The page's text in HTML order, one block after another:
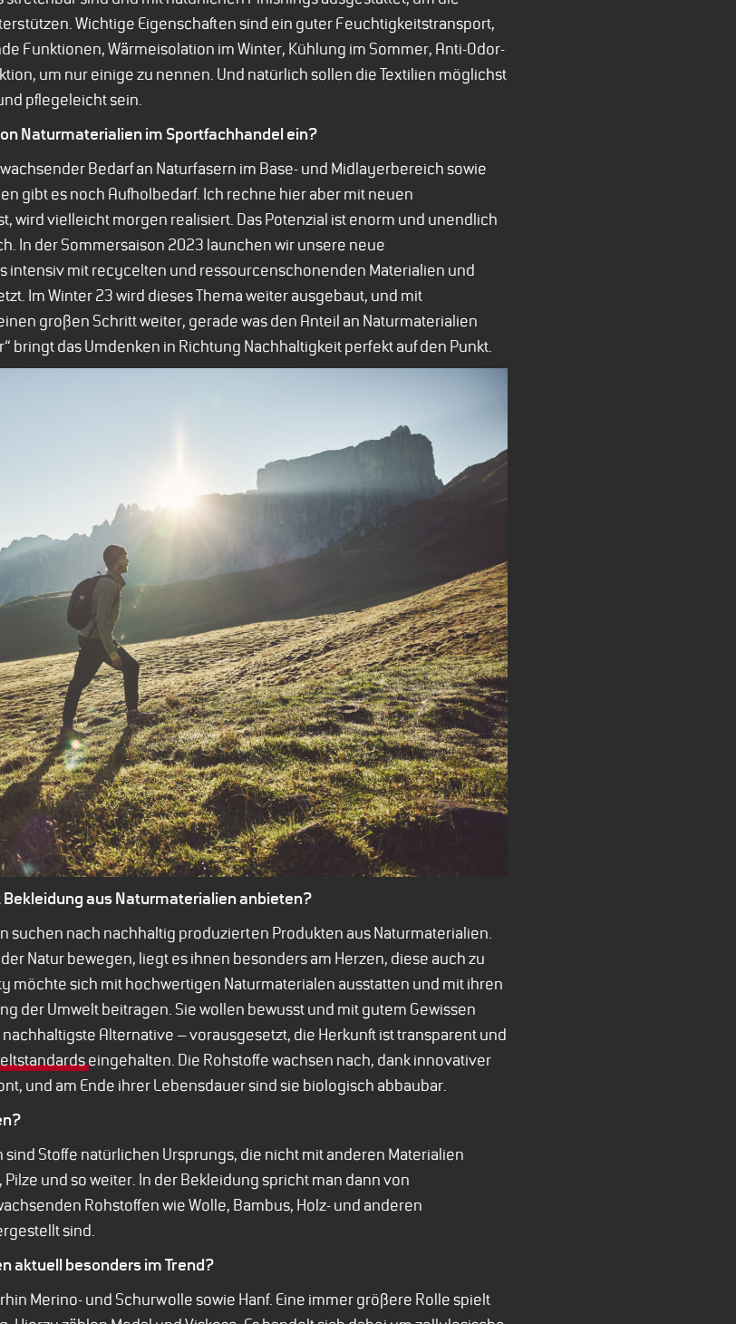
Wichtige Eigenschaften sind ein guter Feuchtigkeitstransport,
Funktionen, Wärmeisolation im Winter, Kühlung im Sommer, Anti-Odor-
um nur einige zu nennen. Und natürlich sollen die Textilien möglichst
pflegeleicht sein.
Naturmaterialien im Sportfachhandel ein?
Bedarf an Naturfasern im Base- und Midlayerbereich sowie
gibt es noch Aufholbedarf. Ich rechne hier aber mit neuen
wird vielleicht morgen realisiert. Das Potenzial ist enorm und unendlich
In der Sommersaison 2023 launchen wir unsere neue
intensiv mit recycelten und ressourcenschonenden Materialien und
Im Winter 23 wird dieses Thema weiter ausgebaut, und mit
großen Schritt weiter, gerade was den Anteil an Naturmaterialien
bringt das Umdenken in Richtung Nachhaltigkeit perfekt auf den Punkt.
aus Naturmaterialien anbieten?
suchen nach nachhaltig produzierten Produkten aus Naturmaterialien.
Natur bewegen, liegt es ihnen besonders am Herzen, diese auch zu
möchte sich mit hochwertigen Naturmaterialen ausstatten und mit ihren
der Umwelt beitragen. Sie wollen bewusst und mit gutem Gewissen
Alternative – vorausgesetzt, die Herkunft ist transparent und
eingehalten. Die Rohstoffe wachsen nach, dank innovativer
und am Ende ihrer Lebensdauer sind sie biologisch abbaubar.
Stoffe natürlichen Ursprungs, die nicht mit anderen Materialien
und so weiter. In der Bekleidung spricht man dann von
Rohstoffen wie Wolle, Bambus, Holz- und anderen
sind.
aktuell besonders im Trend?
Merino- und Schurwolle sowie Hanf. Eine immer größere Rolle spielt